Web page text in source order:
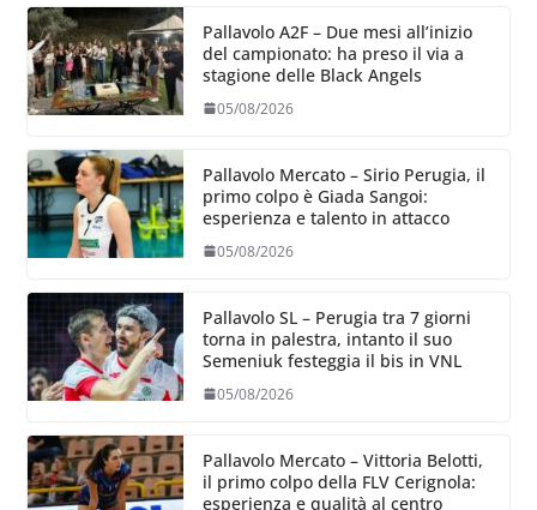
Pallavolo A2F – Due mesi all’inizio
del campionato: ha preso il via a
stagione delle Black Angels
05/08/2026
Pallavolo Mercato – Sirio Perugia, il
primo colpo è Giada Sangoi:
esperienza e talento in attacco
05/08/2026
Pallavolo SL – Perugia tra 7 giorni
torna in palestra, intanto il suo
Semeniuk festeggia il bis in VNL
05/08/2026
Pallavolo Mercato – Vittoria Belotti,
il primo colpo della FLV Cerignola:
esperienza e qualità al centro